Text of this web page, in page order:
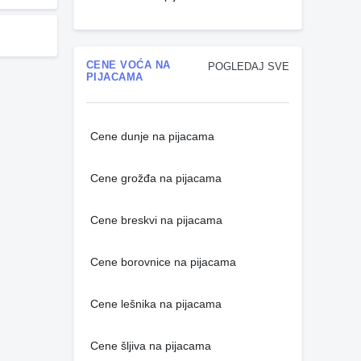
POGLEDAJ SVE
CENE VOĆA NA
PIJACAMA
Cene dunje na pijacama
Cene grožđa na pijacama
Cene breskvi na pijacama
Cene borovnice na pijacama
Cene lešnika na pijacama
Cene šljiva na pijacama